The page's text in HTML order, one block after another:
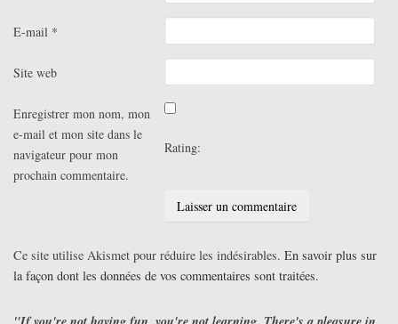
E-mail *
Site web
Enregistrer mon nom, mon
e-mail et mon site dans le
navigateur pour mon
prochain commentaire.
Rating:
Ce site utilise Akismet pour réduire les indésirables. En savoir plus sur
la façon dont les données de vos commentaires sont traitées.